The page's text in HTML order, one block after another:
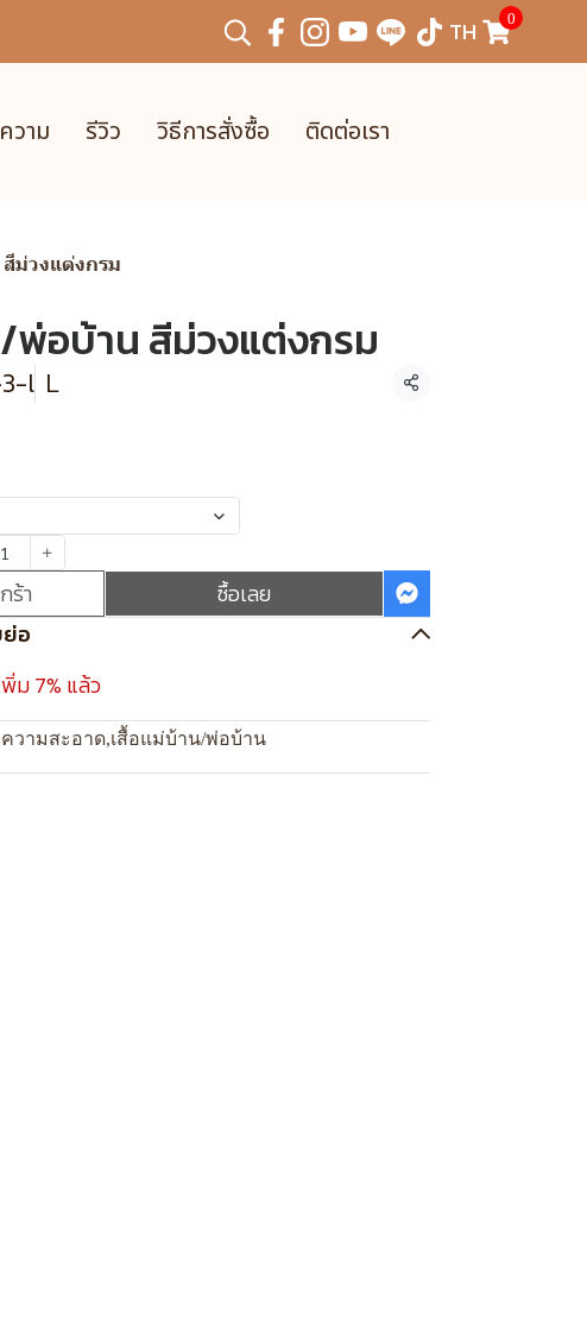
TH 0
วาม รีวิว วิธีการสั่งซื้อ ติดต่อเรา
ม่วงแต่งกรม
พ่อบ้าน สีม่วงแต่งกรม
3-l L แชร์
ร้า
ซื้อเลย
อ
ม 7% แล้ว
วามสะอาด,เสื้อแม่บ้าน/พ่อบ้าน